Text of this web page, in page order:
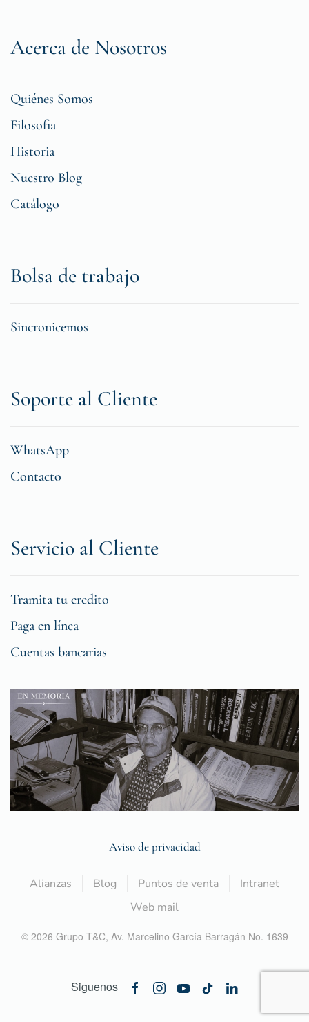
Acerca de Nosotros
Quiénes Somos
Filosofia
Historia
Nuestro Blog
Catálogo
Bolsa de trabajo
Sincronicemos
Soporte al Cliente
WhatsApp
Contacto
Servicio al Cliente
Tramita tu credito
Paga en línea
Cuentas bancarias
Aviso de privacidad
Alianzas Blog Puntos de venta
Intranet
Web mail
© 2026 Grupo T&C, Av. Marcelino García Barragán No. 1639
Siguenos